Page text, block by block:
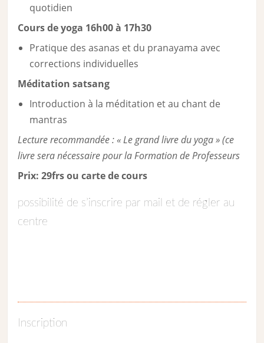
quotidien
Cours de yoga 16h00 à 17h30
Pratique des asanas et du pranayama avec
corrections individuelles
Méditation satsang
Introduction à la méditation et au chant de
mantras
Lecture recommandée : « Le grand livre du yoga » (ce
livre sera nécessaire pour la Formation de Professeurs
Prix: 29frs ou carte de cours
possibilité de s’inscrire par mail et de régler au
centre
Inscription